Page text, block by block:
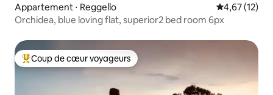
Appartement ⋅ Reggello Évaluation
4,67 (12)
Orchidea, blue loving flat, superior2 bed room 6px
Coups de cœur voyageurs les plus appréciés
Coup de cœur voyageurs